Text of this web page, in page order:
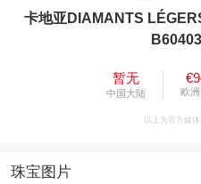
卡地亚DIAMANTS
暂无
中国大陆 欧
以上为官方媒
珠宝图片